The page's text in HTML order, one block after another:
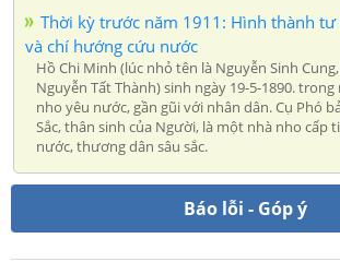
Thời kỳ trước năm 1911: Hình thành
và chí hướng cứu nước
Hồ Chi Minh (lúc nhỏ tên là Nguyễn Sinh
Nguyễn Tất Thành) sinh ngày 19-5-1890.
nho yêu nước, gần gũi với nhân dân. Cụ Phó
Sắc, thân sinh của Người, là một nhà nho cấp
nước, thương dân sâu sắc.
Báo lỗi - Góp ý